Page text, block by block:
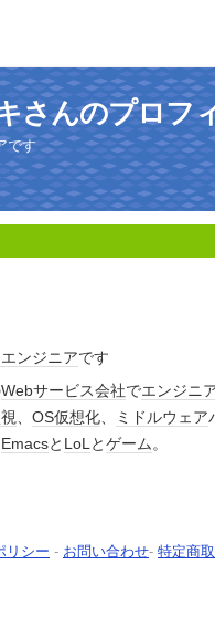
さんのプロフ
です
エンジニアです
Webサービス会社でエンジニ
、 OS仮想化、 ミドルウェア
Emacsと LoLとゲーム。
リシー - お問い合わせ- 特定商